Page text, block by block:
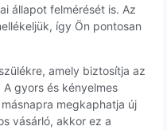
állapot felmérését is. Az
így Ön pontosan
amely biztosítja az
gyors és kényelmes
megkaphatja új
vásárló, akkor ez a